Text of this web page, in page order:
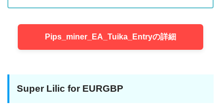
Pips_miner_EA_Tuika_Entryの詳細
Super Lilic for EURGBP